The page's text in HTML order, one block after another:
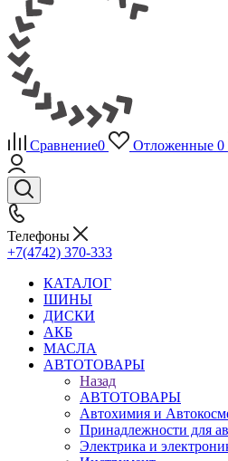
Сравнение0 Отложенные 0
Телефоны
+7(4742) 370-333
КАТАЛОГ
ШИНЫ
ДИСКИ
АКБ
МАСЛА
АВТОТОВАРЫ
Назад
АВТОТОВАРЫ
Автохимия и
Принадлежности для
Электрика и